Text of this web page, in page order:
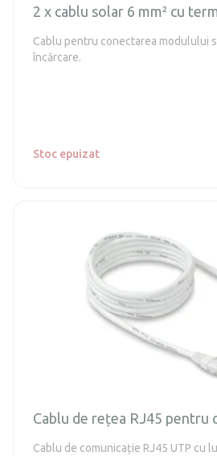
2 x cablu solar 6 mm² cu
Cablu pentru conectarea modulului
încărcare.
Stoc epuizat
Cablu de rețea RJ45 pentru
Cablu de comunicație RJ45 UTP cu